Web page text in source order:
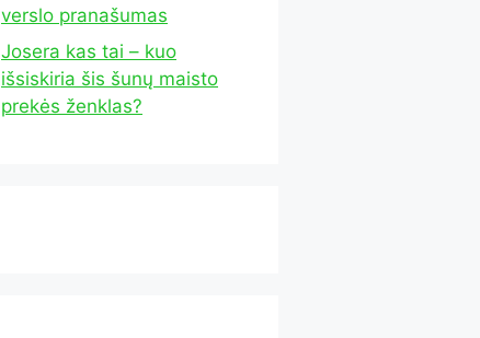
verslo pranašumas
Josera kas tai – kuo
išsiskiria šis šunų maisto
prekės ženklas?